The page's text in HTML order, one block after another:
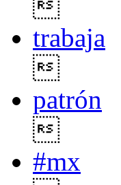
trabaja
patrón
#mx